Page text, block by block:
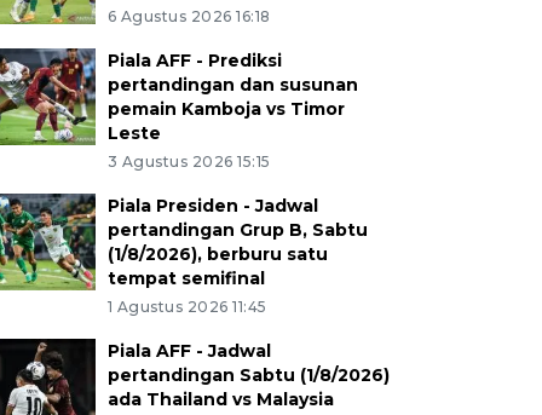
6 Agustus 2026 16:18
Piala AFF - Prediksi
pertandingan dan susunan
pemain Kamboja vs Timor
Leste
3 Agustus 2026 15:15
Piala Presiden - Jadwal
pertandingan Grup B, Sabtu
(1/8/2026), berburu satu
tempat semifinal
1 Agustus 2026 11:45
Piala AFF - Jadwal
pertandingan Sabtu (1/8/2026)
ada Thailand vs Malaysia